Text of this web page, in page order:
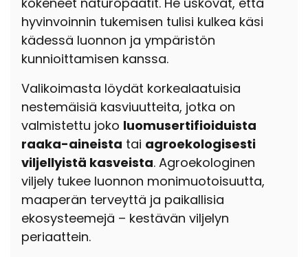
hyvinvoinnin tukemisen tulisi kulkea käsi
kädessä luonnon ja ympäristön
kunnioittamisen kanssa.
Valikoimasta löydät korkealaatuisia
nestemäisiä kasviuutteita, jotka on
valmistettu joko luomusertifioiduista
raaka-aineista tai agroekologisesti
viljellyistä kasveista. Agroekologinen
viljely tukee luonnon monimuotoisuutta,
maaperän terveyttä ja paikallisia
ekosysteemejä – kestävän viljelyn
periaattein.